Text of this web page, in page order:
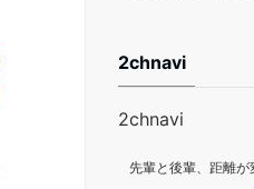
2chnavi
2chnavi
先輩と後輩、距離